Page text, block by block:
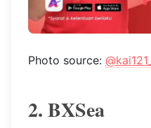
Photo source: @kai121_
2. BXSea